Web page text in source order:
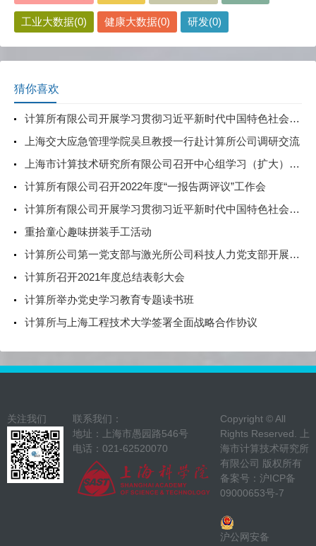
工业大数据(0) 健康大数据(0) 研发(0)
猜你喜欢
计算所有限公司开展学习贯彻习近平新时代中国特色社会主义思想主题教育中心组学习会暨第六期读书班活动
上海交大应急管理学院吴旦教授一行赴计算所公司调研交流
上海市计算技术研究所有限公司召开中心组学习（扩大）会——开展意识形态专题教育
计算所有限公司召开2022年度“一报告两评议”工作会
计算所有限公司开展学习贯彻习近平新时代中国特色社会主义思想主题教育中心组学习会暨第九期读书班活动
重拾童心趣味拼装手工活动
计算所公司第一党支部与激光所公司科技人力党支部开展联组学习
计算所召开2021年度总结表彰大会
计算所举办党史学习教育专题读书班
计算所与上海工程技术大学签署全面战略合作协议
关注我们
联系我们：
地址：上海市愚园路546号
电话：021-62520070
Copyright © All
Rights Reserved. 上
海市计算技术研究所
有限公司 版权所有
备案号： 沪ICP备
09000653号-7
沪公网安备